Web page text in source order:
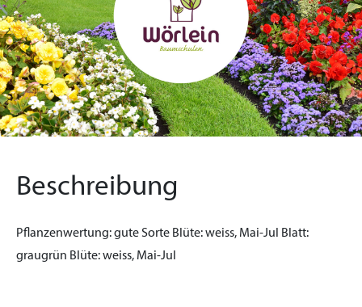
Beschreibung
Pflanzenwertung:gute Sorte Blüte:weiss, Mai-Jul
Blatt:
graugrün Blüte:weiss, Mai-Jul